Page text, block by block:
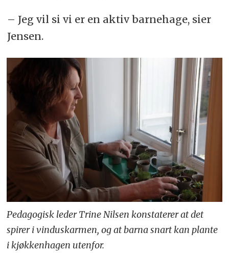
– Jeg vil si vi er en aktiv barnehage, sier
Jensen.
Pedagogisk leder Trine Nilsen konstaterer at det
spirer i vinduskarmen, og at barna snart kan plante
i kjøkkenhagen utenfor.